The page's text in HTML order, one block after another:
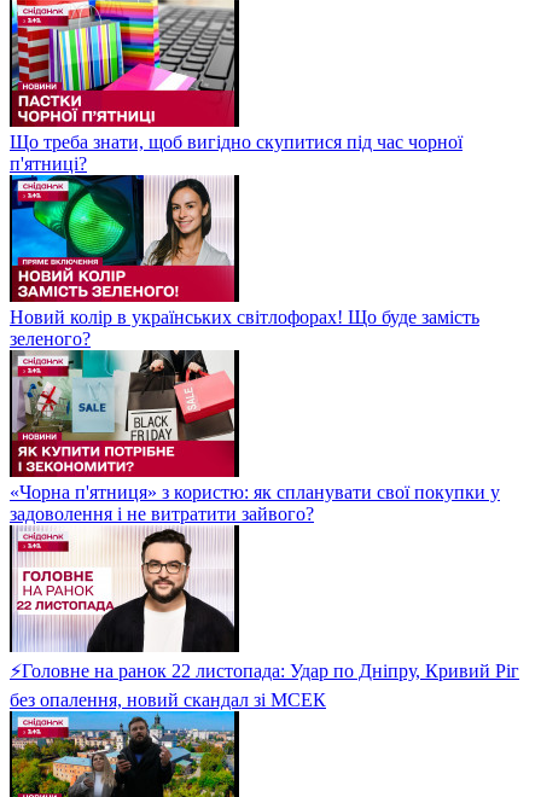
Що треба знати, щоб вигідно скупитися під час чорної
п'ятниці?
Новий колір в українських світлофорах! Що буде замість
зеленого?
«Чорна п'ятниця» з користю: як спланувати свої покупки у
задоволення і не витратити зайвого?
⚡Головне на ранок 22 листопада: Удар по Дніпру, Кривий Ріг
без опалення, новий скандал зі МСЕК